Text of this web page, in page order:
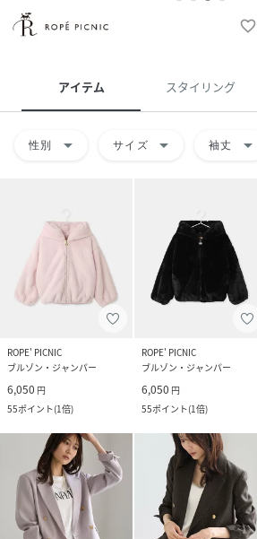
favorite_border
アイテム スタイリング
性別 arrow_drop_down サイズ arrow_drop_down 袖丈 arrow_drop_down
ROPE' PICNIC
ブルゾン・ジャンパー
6,050 円
55ポイント(1倍)
ROPE' PICNIC
ブルゾン・ジャンパー
6,050 円
55ポイント(1倍)